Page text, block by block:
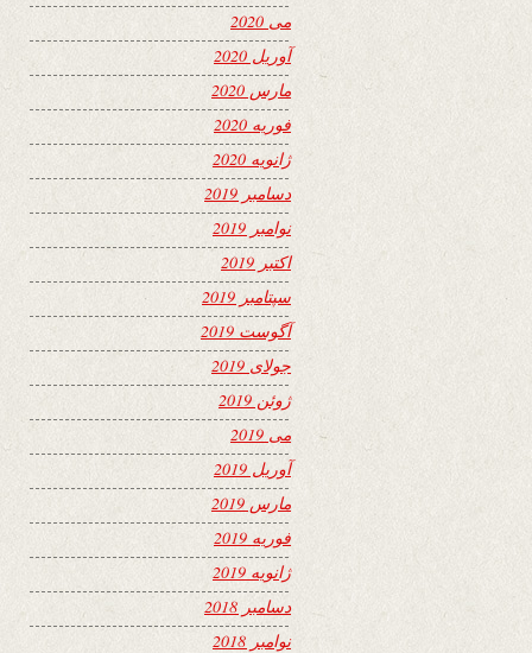
می 2020
آوریل 2020
مارس 2020
فوریه 2020
ژانویه 2020
دسامبر 2019
نوامبر 2019
اکتبر 2019
سپتامبر 2019
آگوست 2019
جولای 2019
ژوئن 2019
می 2019
آوریل 2019
مارس 2019
فوریه 2019
ژانویه 2019
دسامبر 2018
نوامبر 2018